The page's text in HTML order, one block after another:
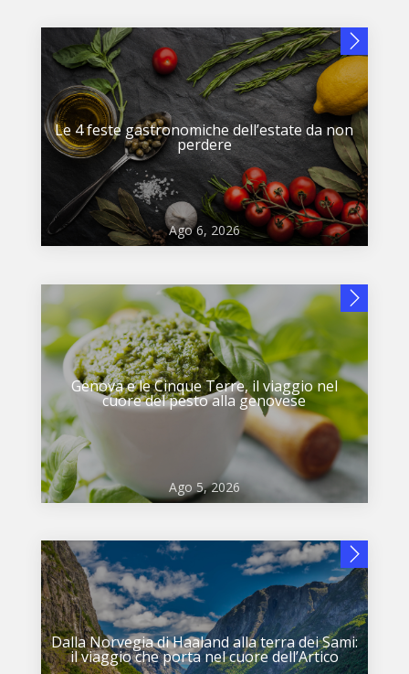
Le 4 feste gastronomiche dell’estate da non
perdere
Ago 6, 2026
Genova e le Cinque Terre, il viaggio nel
cuore del pesto alla genovese
Ago 5, 2026
Dalla Norvegia di Haaland alla terra dei Sami:
il viaggio che porta nel cuore dell’Artico